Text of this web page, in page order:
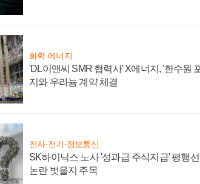
화학·에너지
'DL이앤씨 SMR 협력사' X에너지, '한수원
지와 우라늄 계약 체결
전자·전기·정보통신
SK하이닉스 노사 '성과급 주식지급' 평행
논란 벗을지 주목